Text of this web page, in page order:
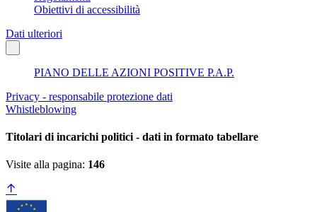
Obiettivi di accessibilità
Dati ulteriori
PIANO DELLE AZIONI POSITIVE P.A.P.
Privacy - responsabile protezione dati
Whistleblowing
Titolari di incarichi politici - dati in formato tabellare
Visite alla pagina: 146